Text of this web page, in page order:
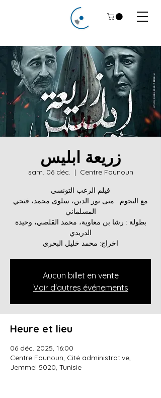
زريعة ابليس
sam. 06 déc.
  |
Centre Founoun
فيلم الرعب التونسي
مع النجوم : منى نور الدين، سلوى محمد، فتحي
المسلماني
بطولة : رشا بن معاوية، محمد القلصي، وحيدة
الدريدي
Aucun billet en vente
Voir d'autres événements
Heure et lieu
06 déc. 2025, 16:00
Centre Founoun, Cité administrative,
Jemmel 5020, Tunisie